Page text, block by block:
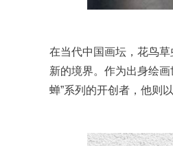
在当代中国画坛，花鸟
新的境界。作为出身绘
蝉”系列的开创者，他则